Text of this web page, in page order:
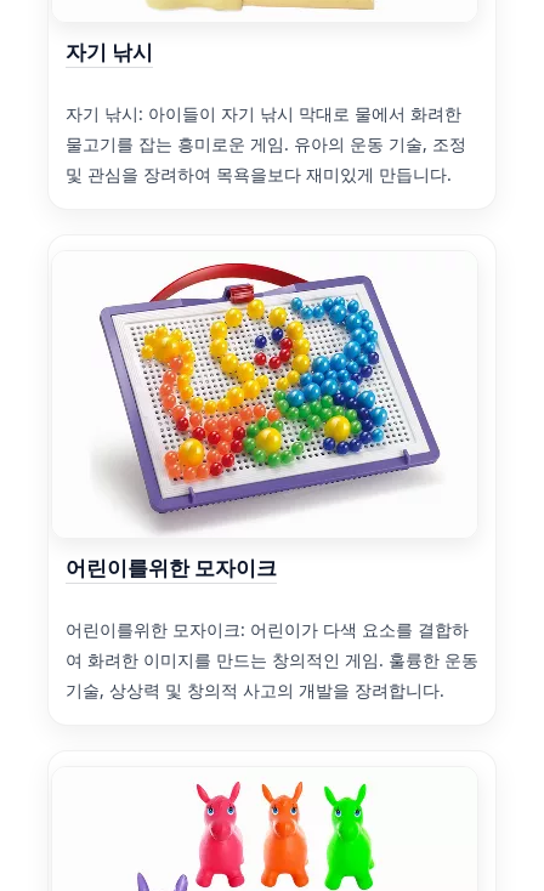
자기 낚시
자기 낚시: 아이들이 자기 낚시 막대로 물에서 화려한
물고기를 잡는 흥미로운 게임. 유아의 운동 기술, 조정
및 관심을 장려하여 목욕을보다 재미있게 만듭니다.
어린이를위한 모자이크
어린이를위한 모자이크: 어린이가 다색 요소를 결합하
여 화려한 이미지를 만드는 창의적인 게임. 훌륭한 운동
기술, 상상력 및 창의적 사고의 개발을 장려합니다.